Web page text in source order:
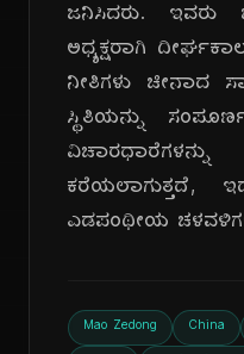
ಜನಿಸಿದರು. ಇವರು
ಅಧ್ಯಕ್ಷರಾಗಿ
ನೀತಿಗಳು ಚೀನಾದ
ಸ್ಥಿತಿಯನ್ನು
ಕರೆಯಲಾಗುತ್ತದೆ,
ಎಡಪಂಥೀಯ
Mao Zedong China